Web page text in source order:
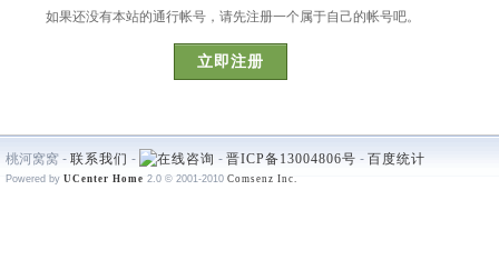
如果还没有本站的通行帐号，请先注册一个属于自己的帐号吧。
立即注册
桃河窝窝 - 联系我们 - - 晋ICP备13004806号 - 百度统计
Powered by UCenter Home 2.0 © 2001-2010 Comsenz Inc.